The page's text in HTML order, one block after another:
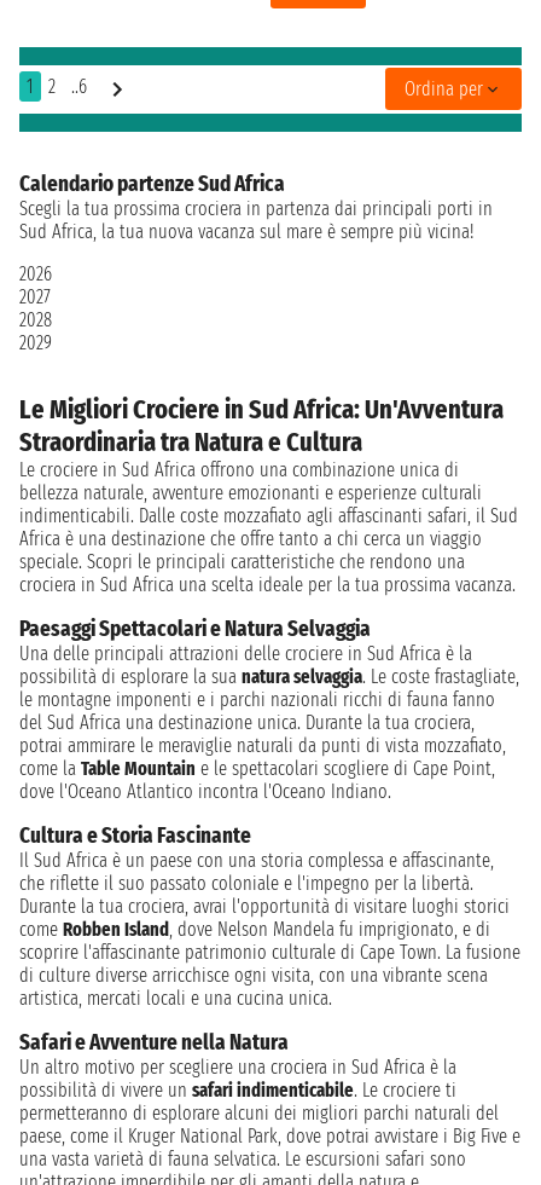
1 2 ..6 Ordina per
Calendario partenze Sud Africa
Scegli la tua prossima crociera in partenza dai principali porti in
Sud Africa, la tua nuova vacanza sul mare è sempre più vicina!
2026
2027
2028
2029
Le Migliori Crociere in Sud Africa: Un'Avventura
Straordinaria tra Natura e Cultura
Le crociere in Sud Africa offrono una combinazione unica di
bellezza naturale, avventure emozionanti e esperienze culturali
indimenticabili. Dalle coste mozzafiato agli affascinanti safari, il Sud
Africa è una destinazione che offre tanto a chi cerca un viaggio
speciale. Scopri le principali caratteristiche che rendono una
crociera in Sud Africa una scelta ideale per la tua prossima vacanza.
Paesaggi Spettacolari e Natura Selvaggia
Una delle principali attrazioni delle crociere in Sud Africa è la
possibilità di esplorare la sua natura selvaggia. Le coste frastagliate,
le montagne imponenti e i parchi nazionali ricchi di fauna fanno
del Sud Africa una destinazione unica. Durante la tua crociera,
potrai ammirare le meraviglie naturali da punti di vista mozzafiato,
come la Table Mountain e le spettacolari scogliere di Cape Point,
dove l'Oceano Atlantico incontra l'Oceano Indiano.
Cultura e Storia Fascinante
Il Sud Africa è un paese con una storia complessa e affascinante,
che riflette il suo passato coloniale e l'impegno per la libertà.
Durante la tua crociera, avrai l'opportunità di visitare luoghi storici
come Robben Island, dove Nelson Mandela fu imprigionato, e di
scoprire l'affascinante patrimonio culturale di Cape Town. La fusione
di culture diverse arricchisce ogni visita, con una vibrante scena
artistica, mercati locali e una cucina unica.
Safari e Avventure nella Natura
Un altro motivo per scegliere una crociera in Sud Africa è la
possibilità di vivere un safari indimenticabile. Le crociere ti
permetteranno di esplorare alcuni dei migliori parchi naturali del
paese, come il Kruger National Park, dove potrai avvistare i Big Five e
una vasta varietà di fauna selvatica. Le escursioni safari sono